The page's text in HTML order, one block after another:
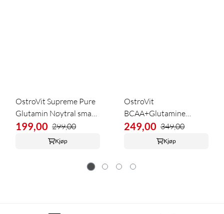
OstroVit Supreme Pure
Glutamin Nøytral smak
500g
199,00 299,00
Kjøp
OstroVit
BCAA+Glutamine
Lemon 500g
249,00 349,00
Kjøp